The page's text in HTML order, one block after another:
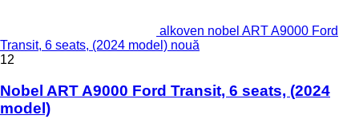
alkoven nobel ART A9000 Ford
Transit, 6 seats, (2024 model) nouă
12
Nobel ART A9000 Ford Transit, 6 seats, (2024
model)